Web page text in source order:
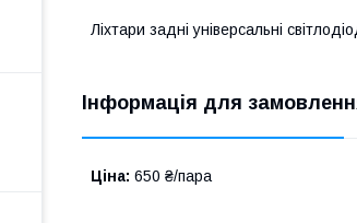
Ліхтари задні універсальні
Інформація для
Ціна: 650 ₴/пара